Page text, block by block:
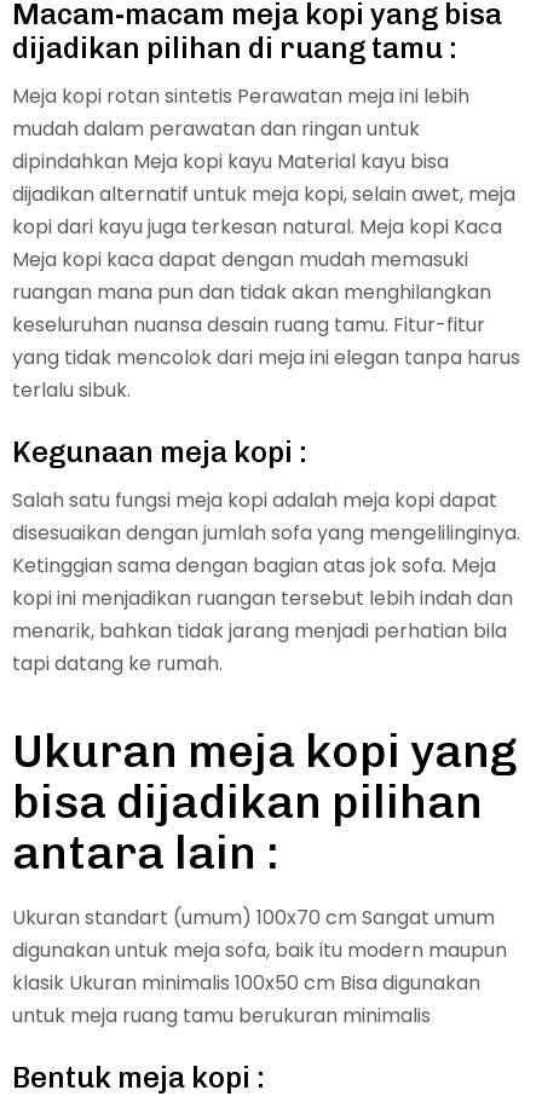
Macam-macam meja kopi yang bisa
dijadikan pilihan di ruang tamu :
Meja kopi rotan sintetis Perawatan meja ini lebih
mudah dalam perawatan dan ringan untuk
dipindahkan Meja kopi kayu Material kayu bisa
dijadikan alternatif untuk meja kopi, selain awet, meja
kopi dari kayu juga terkesan natural. Meja kopi Kaca
Meja kopi kaca dapat dengan mudah memasuki
ruangan mana pun dan tidak akan menghilangkan
keseluruhan nuansa desain ruang tamu. Fitur-fitur
yang tidak mencolok dari meja ini elegan tanpa harus
terlalu sibuk.
Kegunaan meja kopi :
Salah satu fungsi meja kopi adalah meja kopi dapat
disesuaikan dengan jumlah sofa yang mengelilinginya.
Ketinggian sama dengan bagian atas jok sofa. Meja
kopi ini menjadikan ruangan tersebut lebih indah dan
menarik, bahkan tidak jarang menjadi perhatian bila
tapi datang ke rumah.
Ukuran meja kopi yang
bisa dijadikan pilihan
antara lain :
Ukuran standart (umum) 100x70 cm Sangat umum
digunakan untuk meja sofa, baik itu modern maupun
klasik Ukuran minimalis 100x50 cm Bisa digunakan
untuk meja ruang tamu berukuran minimalis
Bentuk meja kopi :